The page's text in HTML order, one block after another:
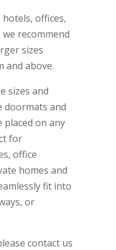
offices,
recommend
sizes
and above.
sizes and
doormats and
placed on any
for
office
homes and
fit into
or
contact us